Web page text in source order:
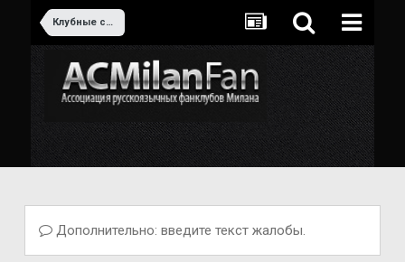
Клубные соревнования
Дополнительно: введите текст жалобы.